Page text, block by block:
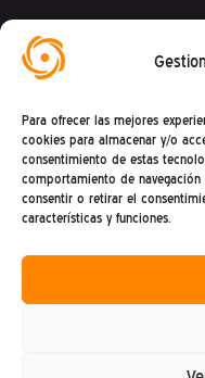
Para ofrecer las mejores
cookies para almacenar y/o
consentimiento de estas
comportamiento de
consentir o retirar el
características y funciones.
Federación
Calle
Teléfono